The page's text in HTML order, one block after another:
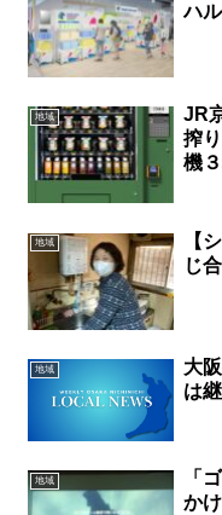
ハ
地域
JR
搾
機
地域
【
じ
地域
大
は
地域
「
か